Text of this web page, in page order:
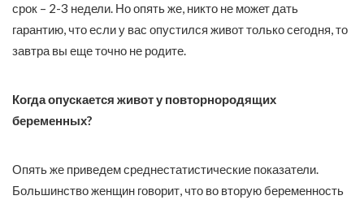
срок – 2-3 недели. Но опять же, никто не может дать
гарантию, что если у вас опустился живот только сегодня, то
завтра вы еще точно не родите.
Когда опускается живот у повторнородящих
беременных?
Опять же приведем среднестатистические показатели.
Большинство женщин говорит, что во вторую беременность